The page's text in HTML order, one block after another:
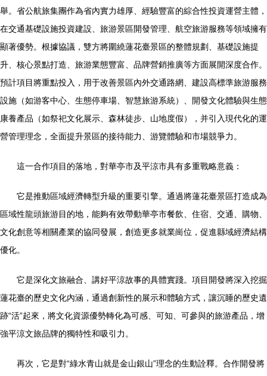
舉。省公航旅集團作為省內實力雄厚、經驗豐富的綜合性投資運營主體，
在交通基礎設施投資建設、旅游景區開發管理、航空旅游服務等領域擁有
顯著優勢。根據協議，雙方將圍繞蓮花臺景區的整體規劃、基礎設施提
升、核心景點打造、旅游業態豐富、品牌營銷推廣等方面展開深度合作。
預計項目將重點投入，用于改善景區內外交通路網、建設高標準旅游服務
設施（如游客中心、生態停車場、智慧旅游系統）、開發文化體驗與生態
康養產品（如祭祀文化展示、森林徒步、山地度假），并引入現代化的運
營管理理念，全面提升景區的接待能力、游覽體驗和市場競爭力。
這一合作項目的落地，對華亭市及平涼市具有多重戰略意義：
它是推動區域經濟轉型升級的重要引擎。通過將蓮花臺景區打造成為
區域性龍頭旅游目的地，能夠有效帶動華亭市餐飲、住宿、交通、購物、
文化創意等相關產業的協同發展，創造更多就業崗位，促進縣域經濟結構
優化。
它是深化文旅融合、講好平涼故事的具體實踐。項目開發將深入挖掘
蓮花臺的歷史文化內涵，通過創新性的展示和體驗方式，讓沉睡的歷史遺
跡“活”起來，將文化資源優勢轉化為可感、可知、可參與的旅游產品，增
強平涼文旅品牌的獨特性和吸引力。
再次，它是對“綠水青山就是金山銀山”理念的生動詮釋。合作開發將